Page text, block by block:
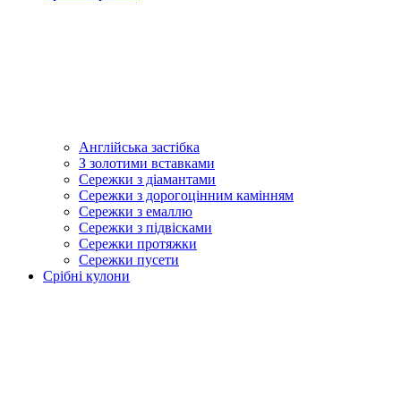
Англійська застібка
З золотими вставками
Сережки з діамантами
Сережки з дорогоцінним камінням
Сережки з емаллю
Сережки з підвісками
Сережки протяжки
Сережки пусети
Срібні кулони